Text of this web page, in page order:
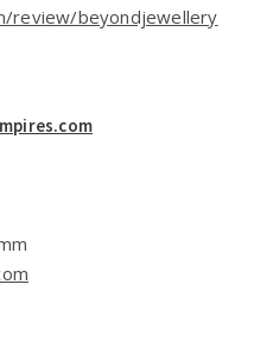
review/beyondjewellery